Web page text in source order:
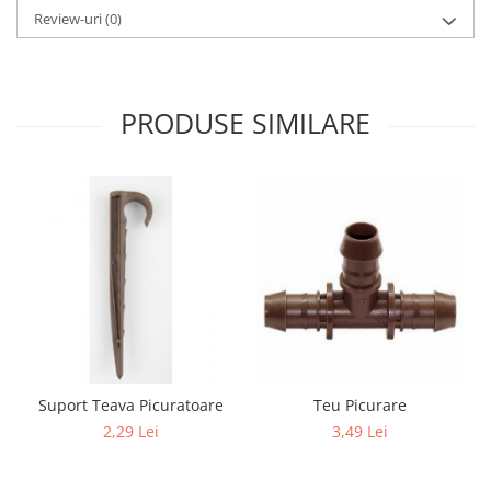
Review-uri(0)
PRODUSE SIMILARE
Suport Teava Picuratoare
2,29 Lei
Teu Picurare
3,49 Lei